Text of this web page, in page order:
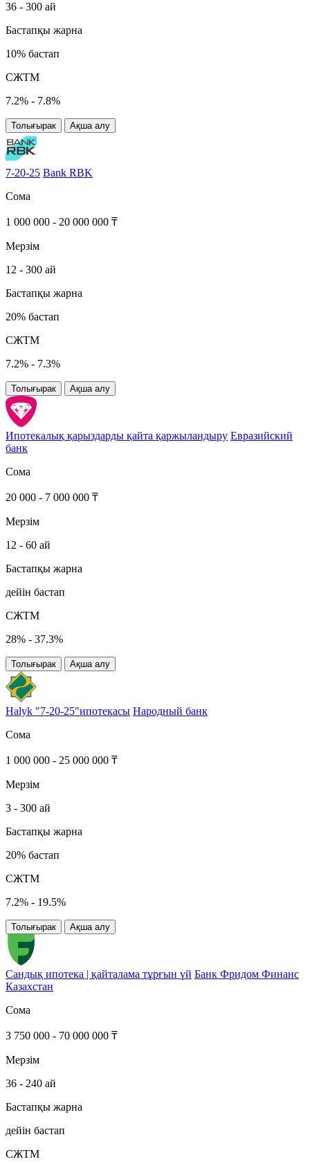
36 - 300 ай
Бастапқы жарна
10% бастап
СЖТМ
7.2% - 7.8%
Толығырак Ақша алу
7-20-25 Bank RBK
Сома
1 000 000 - 20 000 000 ₸
Мерзім
12 - 300 ай
Бастапқы жарна
20% бастап
СЖТМ
7.2% - 7.3%
Толығырак Ақша алу
Ипотекалық қарыздарды қайта қаржыландыру Евразийский
банк
Сома
20 000 - 7 000 000 ₸
Мерзім
12 - 60 ай
Бастапқы жарна
дейін бастап
СЖТМ
28% - 37.3%
Толығырак Ақша алу
Halyk "7-20-25"ипотекасы Народный банк
Сома
1 000 000 - 25 000 000 ₸
Мерзім
3 - 300 ай
Бастапқы жарна
20% бастап
СЖТМ
7.2% - 19.5%
Толығырак Ақша алу
Сандық ипотека | қайталама тұрғын үй Банк Фридом Финанс
Казахстан
Сома
3 750 000 - 70 000 000 ₸
Мерзім
36 - 240 ай
Бастапқы жарна
дейін бастап
СЖТМ